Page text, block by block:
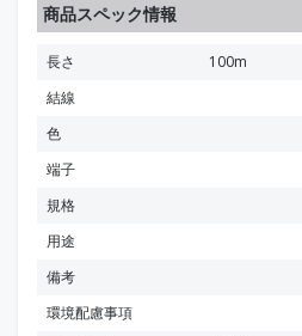
商品スペック情報
長さ
100m
結線
色
端子
規格
用途
備考
環境配慮事項